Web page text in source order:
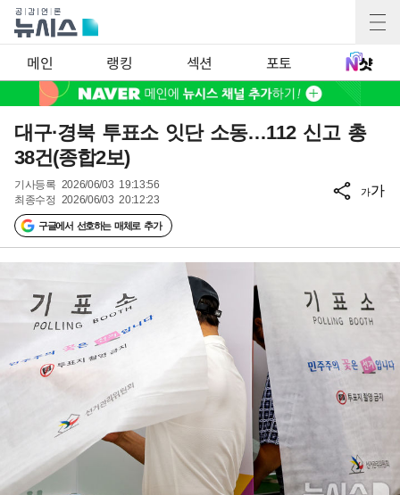
메인 랭킹 섹션 포토
대구·경북 투표소 잇단 소동…112 신고 총
38건(종합2보)
기사등록 2026/06/03 19:13:56
최종수정 2026/06/03 20:12:23
구글에서 선호하는 매체로 추가
가가